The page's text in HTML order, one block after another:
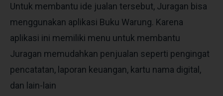
Untuk membantu ide jualan tersebut, Juragan bisa
menggunakan aplikasi Buku Warung. Karena
aplikasi ini memiliki menu untuk membantu
Juragan memudahkan penjualan seperti pengingat
pencatatan, laporan keuangan, kartu nama digital,
dan lain-lain